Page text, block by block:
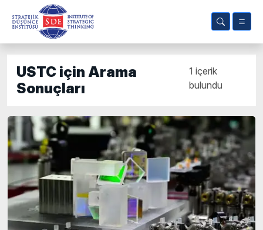
USTC için Arama
Sonuçları
1 içerik
bulundu